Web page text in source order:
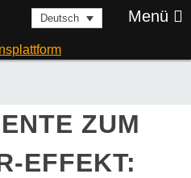
Deutsch Menü
ZUM
EFFEKT: